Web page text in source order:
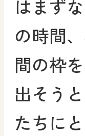
はまず
の時間
間の枠
出そう
たちに